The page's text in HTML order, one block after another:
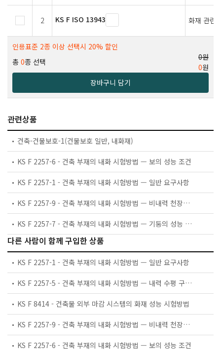
2 KS F ISO 13943 화재 관련
인용표준 2종 이상 선택시 20% 할인
총 0종 선택
0원
0원
장바구니 담기
관련상품
건축-건물보호-1(건물보호 일반, 내화재)
KS F 2257-6 - 건축 부재의 내화 시험방법 — 보의 성능 조건
KS F 2257-1 - 건축 부재의 내화 시험방법 — 일반 요구사항
KS F 2257-9 - 건축 부재의 내화 시험방법 — 비내력 천장의 성능 조건
KS F 2257-7 - 건축 부재의 내화 시험방법 — 기둥의 성능 조건
다른 사람이 함께 구입한 상품
KS F 2257-1 - 건축 부재의 내화 시험방법 — 일반 요구사항
KS F 2257-5 - 건축 부재의 내화 시험방법 — 내력 수평 구획 부재의 성능 조건
KS F 8414 - 건축물 외부 마감 시스템의 화재 성능 시험방법
KS F 2257-9 - 건축 부재의 내화 시험방법 — 비내력 천장의 성능 조건
KS F 2257-6 - 건축 부재의 내화 시험방법 — 보의 성능 조건